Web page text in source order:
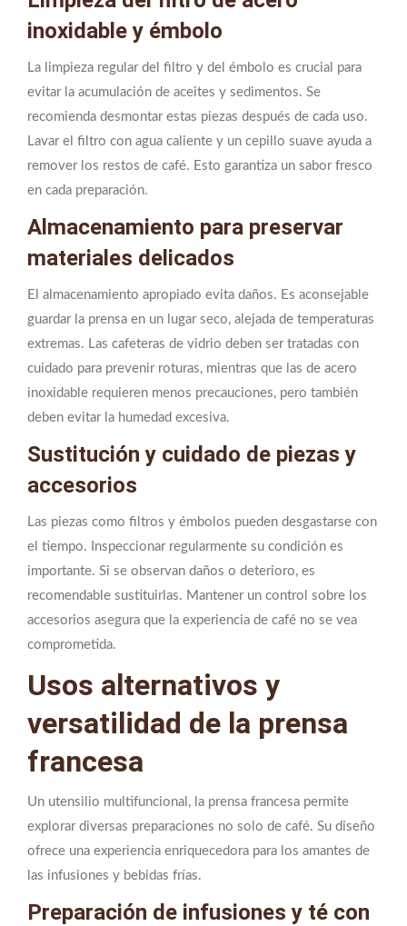
inoxidable y émbolo
La limpieza regular del filtro y del émbolo es crucial para
evitar la acumulación de aceites y sedimentos. Se
recomienda desmontar estas piezas después de cada uso.
Lavar el filtro con agua caliente y un cepillo suave ayuda a
remover los restos de café. Esto garantiza un sabor fresco
en cada preparación.
Almacenamiento para preservar
materiales delicados
El almacenamiento apropiado evita daños. Es aconsejable
guardar la prensa en un lugar seco, alejada de temperaturas
extremas. Las cafeteras de vidrio deben ser tratadas con
cuidado para prevenir roturas, mientras que las de acero
inoxidable requieren menos precauciones, pero también
deben evitar la humedad excesiva.
Sustitución y cuidado de piezas y
accesorios
Las piezas como filtros y émbolos pueden desgastarse con
el tiempo. Inspeccionar regularmente su condición es
importante. Si se observan daños o deterioro, es
recomendable sustituirlas. Mantener un control sobre los
accesorios asegura que la experiencia de café no se vea
comprometida.
Usos alternativos y
versatilidad de la prensa
francesa
Un utensilio multifuncional, la prensa francesa permite
explorar diversas preparaciones no solo de café. Su diseño
ofrece una experiencia enriquecedora para los amantes de
las infusiones y bebidas frías.
Preparación de infusiones y té con